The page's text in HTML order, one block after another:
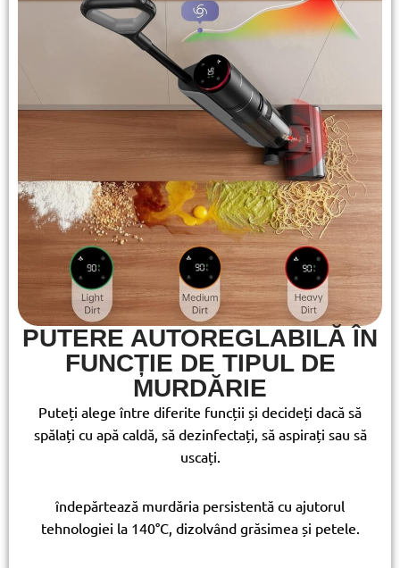
PUTERE AUTOREGLABILĂ ÎN
FUNCȚIE DE TIPUL DE
MURDĂRIE
Puteți alege între diferite funcții și decideți dacă să
spălați cu apă caldă, să dezinfectați, să aspirați sau să
uscați.
îndepărtează murdăria persistentă cu ajutorul
tehnologiei la 140°C, dizolvând grăsimea și petele.